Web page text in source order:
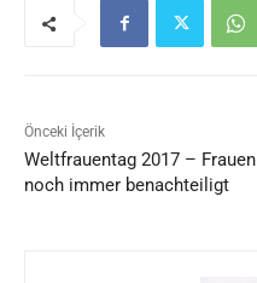
Önceki İçerik
Weltfrauentag 2017 – Frauen
noch immer benachteiligt